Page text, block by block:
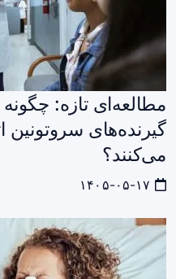
مطالعه‌ای تازه:
گیرنده‌های سروتونین
می‌کنند؟